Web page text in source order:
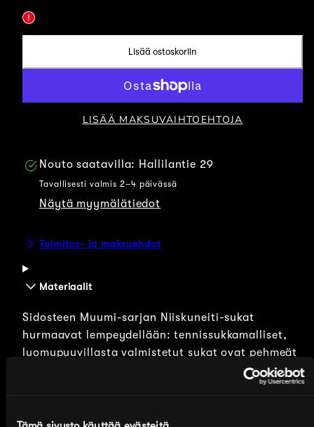
would
save
your
luomupuuvillasukka
your
luomupuuvillasukka
Lisää ostoskoriin
LISÄÄ MAKSUVAIHTOEHTOJA
Nouto saatavilla: Hallilantie 29
Tavallisesti valmis 2–4 päivässä
Näytä myymälätiedot
Toimitus- ja maksuehdot
Materiaalit
Sidosteen Muumi-sarjan Niiskuneiti-sukat
hurmaavat lempeydellään: tennissukkamalliset,
luomupuuvillasta valmistetut sukat ovat pehmeät
niin materiaalilta kuin sanomaltaankin.
on hänen sydämellinen ajatuksensa: